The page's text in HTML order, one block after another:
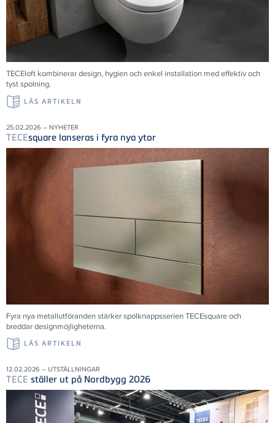
TECEloft kombinerar design, hygien och enkel installation med effektiv och
tyst spolning.
LÄS ARTIKELN
25.02.2026 – NYHETER
TECEsquare lanseras i fyra nya ytor
Fyra nya metallutföranden stärker spolknappsserien TECEsquare och
breddar designmöjligheterna.
LÄS ARTIKELN
12.02.2026 – UTSTÄLLNINGAR
TECE ställer ut på Nordbygg 2026